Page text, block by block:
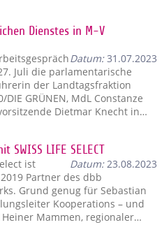
Dienstes in M-V
Datum:31.07.2023
Juli die parlamentarische
der Landtagsfraktion
DIE GRÜNEN, MdL Constanze
Dietmar Knecht in…
SWISS LIFE SELECT
Datum:23.08.2023
ist
Partner des dbb
Grund genug für Sebastian
Kooperations – und
Mammen, regionaler…